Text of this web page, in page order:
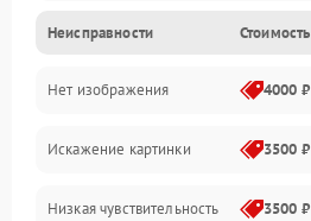
Неисправности сенсора и оптики
Программные ошибки
Электропитание
Измерения
Неисправности Стоимость
Нет изображения 4000 ₽
Искажение картинки 3500 ₽
Низкая чувствительность 3500 ₽